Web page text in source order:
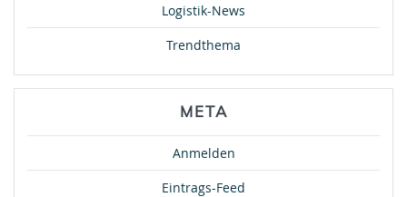
Logistik-News
Trendthema
META
Anmelden
Eintrags-Feed